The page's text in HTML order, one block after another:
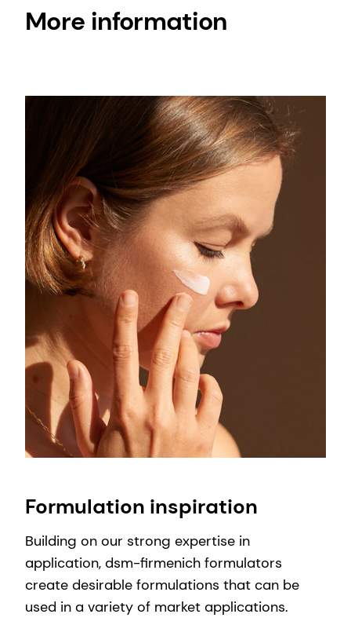
More information
Formulation inspiration
Building on our strong expertise in
application, dsm-firmenich formulators
create desirable formulations that can be
used in a variety of market applications.